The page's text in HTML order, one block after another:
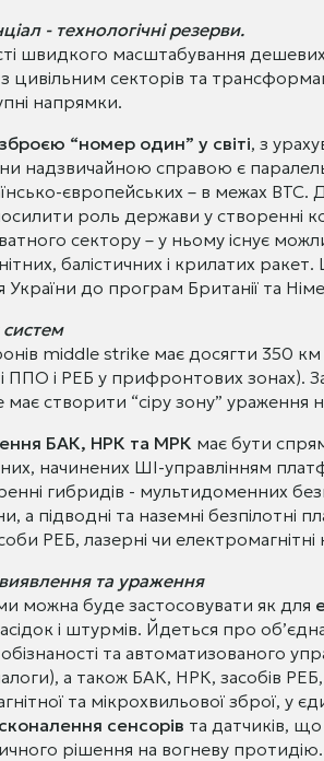
- технологічні резерви.
швидкого масштабування
з цивільним секторів та
напрямки.
“номер один” у світі, з
надзвичайною справою є
європейських – в межах ВТС.
роль держави у створенні
сектору – у ньому існує
балістичних і крилатих
України до програм Британії та
middle strike має досягти 350 км
ППО і РЕБ у прифронтових зонах).
створити “сіру зону” ураження
БАК, НРК та МРК має бути
начинених ШІ-управлінням
гибридів - мультидоменних
а підводні та наземні
РЕБ, лазерні чи
та ураження
можна буде застосовувати як для
і штурмів. Йдеться про
та автоматизованого
а також БАК, НРК, засобів
та мікрохвильової зброї, у
сенсорів та датчиків,
рішення на вогневу протидію.